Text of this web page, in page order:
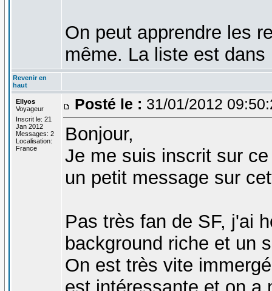
On peut apprendre les
même. La liste est
Revenir en
haut
Ellyos
Voyageur
Inscrit le: 21
Jan 2012
Messages: 2
Localisation:
France
Posté le : 31/01/2012
Bonjour,
Je me suis inscrit sur
un petit message sur
Pas très fan de SF, j'ai
background riche et un
On est très vite